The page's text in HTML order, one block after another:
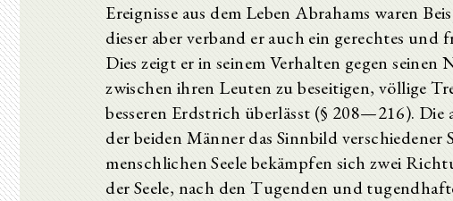
Ereignisse aus dem Leben Abrahams waren
dieser aber verband er auch ein gerechtes
Dies zeigt er in seinem Verhalten gegen
zwischen ihren Leuten zu beseitigen, völlige
besseren Erdstrich überlässt (§ 208—216).
der beiden Männer das Sinnbild
menschlichen Seele bekämpfen sich zwei
der Seele, nach den Tugenden und